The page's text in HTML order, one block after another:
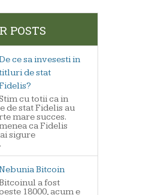
POSTS
ce sa invesesti in
de stat
cu totii ca in
de stat Fidelis au
mare succes.
ca Fidelis
sigure
Bitcoin
a fost
18000, acum e